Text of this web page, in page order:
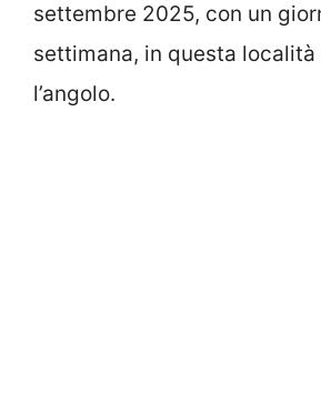
settembre 2025, con un
settimana, in questa
l’angolo.